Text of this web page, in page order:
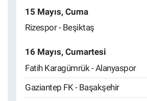
15 Mayıs, Cuma
Rizespor - Beşiktaş
16 Mayıs, Cumartesi
Fatih Karagümrük - Alanyaspor
Gaziantep FK - Başakşehir